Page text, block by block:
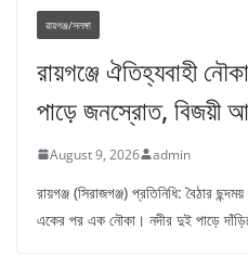
রায়গঞ্জ/সলঙ্গা
রায়গঞ্জে ঐতিহ্যবাহী
পাড়ে জনস্রোত, বিজয়ী
August 9, 2026 admin
রায়গঞ্জ (সিরাজগঞ্জ) প্রতিনিধি: বৈঠার
একের পর এক নৌকা। নদীর দুই পাড়ে